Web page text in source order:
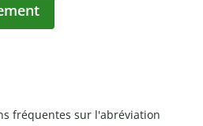
fréquentes sur l'abréviation